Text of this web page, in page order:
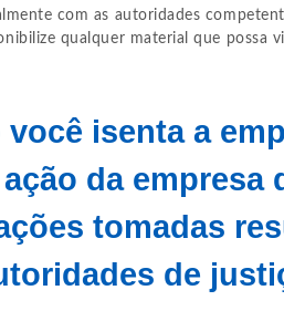
com as autoridades
qualquer material que possa
isenta a
da
tomadas
de